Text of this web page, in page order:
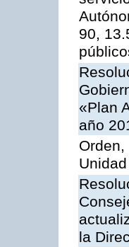
90,
«Plan
año
la